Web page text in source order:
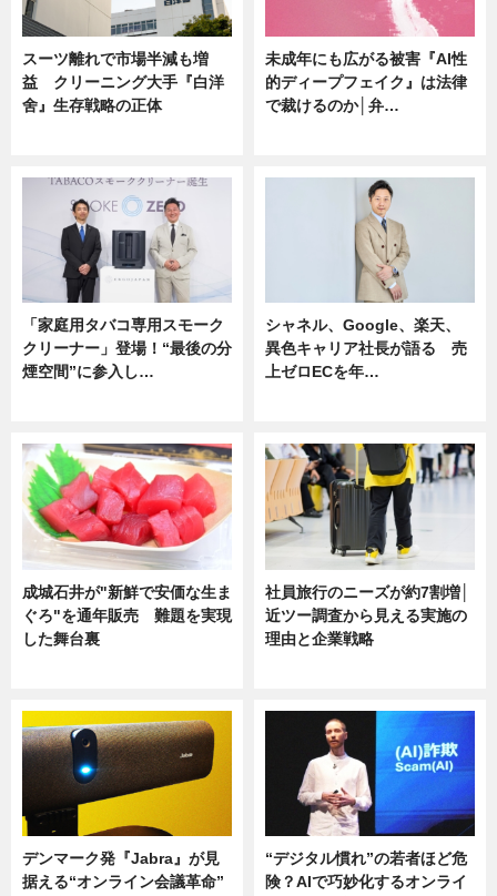
スーツ離れで市場半減も増
益 クリーニング大手『白洋
舍』生存戦略の正体
未成年にも広がる被害『AI性
的ディープフェイク』は法律
で裁けるのか│弁…
「家庭用タバコ専用スモーク
クリーナー」登場！“最後の分
煙空間”に参入し…
シャネル、Google、楽天、
異色キャリア社長が語る 売
上ゼロECを年…
成城石井が"新鮮で安価な生ま
ぐろ"を通年販売 難題を実現
した舞台裏
社員旅行のニーズが約7割増│
近ツー調査から見える実施の
理由と企業戦略
デンマーク発『Jabra』が見
据える“オンライン会議革命”
“デジタル慣れ”の若者ほど危
険？AIで巧妙化するオンライ